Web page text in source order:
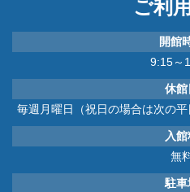
ご利
開館
9:15～
休館
毎週月曜日（祝日の場合は次の
入
無
駐車